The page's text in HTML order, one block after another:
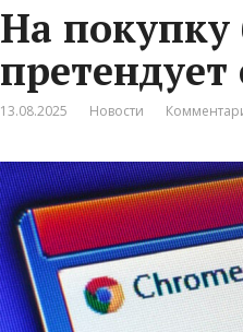
На покупку
13.08.2025 Новости